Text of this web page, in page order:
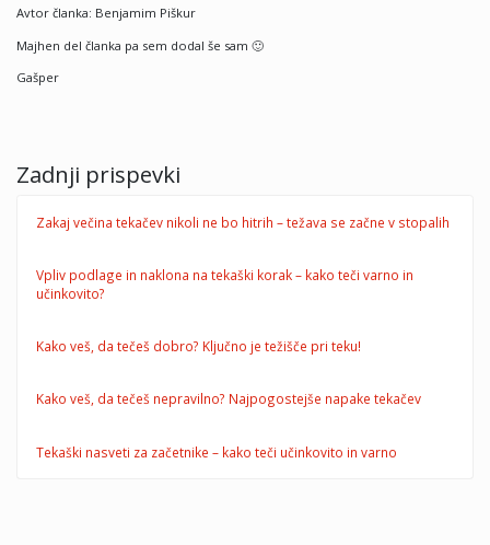
Avtor članka: Benjamim Piškur
Majhen del članka pa sem dodal še sam 🙂
Gašper
Zadnji prispevki
Zakaj večina tekačev nikoli ne bo hitrih – težava se začne v stopalih
Vpliv podlage in naklona na tekaški korak – kako teči varno in
učinkovito?
Kako veš, da tečeš dobro? Ključno je težišče pri teku!
Kako veš, da tečeš nepravilno? Najpogostejše napake tekačev
Tekaški nasveti za začetnike – kako teči učinkovito in varno